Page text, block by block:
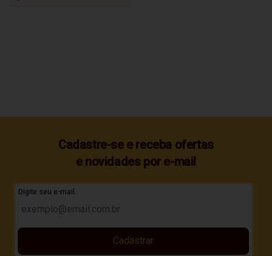
Cadastre-se e receba ofertas
e novidades por e-mail
Digite seu e-mail
Cadastrar